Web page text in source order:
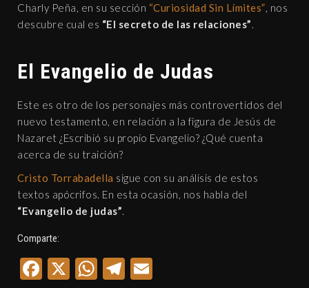
Charly Peña, en su sección “Curiosidad Sin Límites”, nos
descubre cual es “El secreto de las relaciones”.
El Evangelio de Judas
Este es otro de los personajes más controvertidos del
nuevo testamento, en relación a la figura de Jesús de
Nazaret ¿Escribió su propio Evangelio? ¿Qué cuenta
acerca de su traición?
Cristo Torrabadella sigue con su análisis de estos
textos apócrifos. En esta ocasión, nos habla del
“Evangelio de judas”.
Comparte:
Facebook
X WhatsApp
Telegram